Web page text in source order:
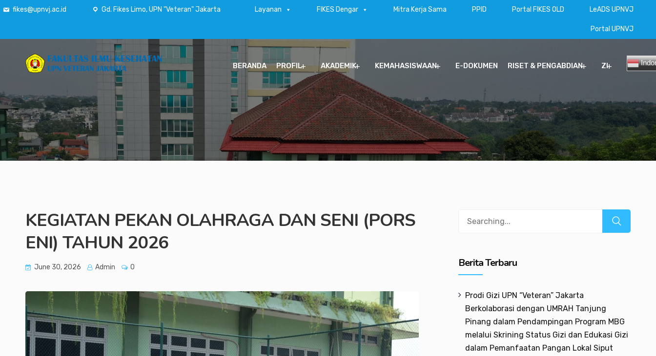
fikes@upnvj.ac.id Gd. Fikes Limo, UPN "Veteran" Jakarta Layanan FIKES Dengar Mitra Kerja Sama PPID Portal FIKES OLD LeADS UPNVJ
Portal UPNVJ
BERANDA PROFIL AKADEMIK KEMAHASISWAAN E-DOKUMEN RISET & PENGABDIAN ZI
KEGIATAN PEKAN OLAHRAGA DAN SENI (PORS
ENI) TAHUN 2026
June 30, 2026 Admin 0 Berita Terbaru
Prodi Gizi UPN “Veteran” Jakarta
Berkolaborasi dengan UMRAH Tanjung
Pinang dalam Pendampingan Program MBG
melalui Skrining Status Gizi dan Edukasi Gizi
dalam Pemanfaatan Pangan Lokal Siput